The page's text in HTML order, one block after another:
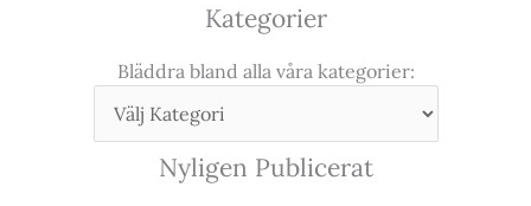
Kategorier
Bläddra bland alla våra kategorier:
Nyligen Publicerat